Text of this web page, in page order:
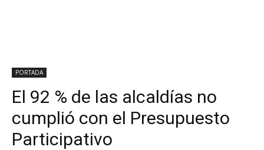
PORTADA
El 92 % de las alcaldías no
cumplió con el Presupuesto
Participativo